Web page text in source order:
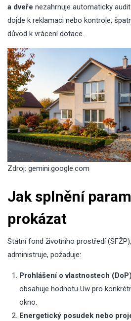
a dveře nezahrnuje automaticky
dojde k reklamaci nebo kontrole,
důvod k vrácení dotace.
Zdroj: gemini.google.com
Jak splnění
prokázat
Státní fond životního prostředí
administruje, požaduje:
Prohlášení o vlastnostech (DoP)
obsahuje hodnotu Uw pro
okno.
Energetický posudek nebo